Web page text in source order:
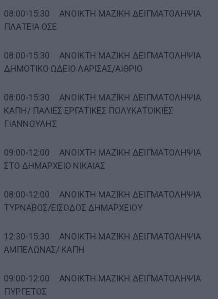
08:00-15:30 ΑΝΟΙΚΤΗ ΜΑΖΙΚΗ ΔΕΙΓΜΑΤΟΛΗΨΙΑ
ΠΛΑΤΕΙΑ ΟΣΕ
08:00-15:30 ΑΝΟΙΚΤΗ ΜΑΖΙΚΗ ΔΕΙΓΜΑΤΟΛΗΨΙΑ
ΔΗΜΟΤΙΚΟ ΩΔΕΙΟ ΛΑΡΙΣΑΣ/ΑΙΘΡΙΟ
08:00-15:30 ΑΝΟΙΚΤΗ ΜΑΖΙΚΗ ΔΕΙΓΜΑΤΟΛΗΨΙΑ
ΚΑΠΗ/ ΠΑΛΙΕΣ ΕΡΓΑΤΙΚΕΣ ΠΟΛΥΚΑΤΟΙΚΙΕΣ
ΓΙΑΝΝΟΥΛΗΣ
09:00-12:00 ΑΝΟΙΧΤΗ ΜΑΖΙΚΗ ΔΕΙΓΜΑΤΟΛΗΨΙΑ
ΣΤΟ ΔΗΜΑΡΧΕΙΟ ΝΙΚΑΙΑΣ
08:00-12:00 ΑΝΟΙΚΤΗ ΜΑΖΙΚΗ ΔΕΙΓΜΑΤΟΛΗΨΙΑ
ΤΥΡΝΑΒΟΣ/ΕΙΣΟΔΟΣ ΔΗΜΑΡΧΕΙΟΥ
12:30-15:30 ΑΝΟΙΚΤΗ ΜΑΖΙΚΗ ΔΕΙΓΜΑΤΟΛΗΨΙΑ
ΑΜΠΕΛΩΝΑΣ/ ΚΑΠΗ
09:00-12:00 ΑΝΟΙΚΤΗ ΜΑΖΙΚΗ ΔΕΙΓΜΑΤΟΛΗΨΙΑ
ΠΥΡΓΕΤΟΣ